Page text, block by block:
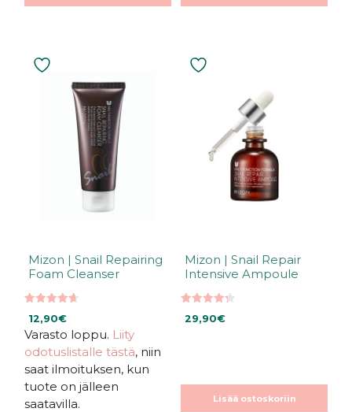
Mizon | Snail Repairing
Foam Cleanser
5:stä
12,90€
Varasto loppu. Liity
odotuslistalle tästä, niin
saat ilmoituksen, kun
tuote on jälleen
saatavilla.
Mizon | Snail Repair
Intensive Ampoule
5:stä
29,90€
Lisää ostoskoriin